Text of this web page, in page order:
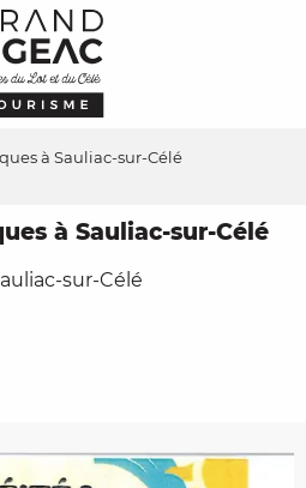
à Sauliac-sur-Célé
à Sauliac-sur-Célé
sur-Célé
favoris